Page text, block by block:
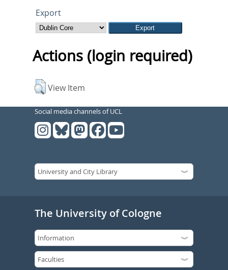
Export
Actions (login required)
View Item
Social media channels of UCL
The University of Cologne